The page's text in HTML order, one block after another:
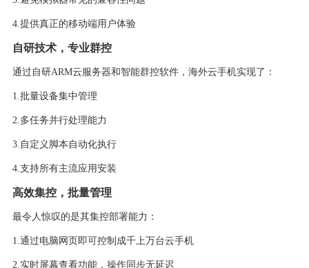
4.提供真正的移动端用户体验
自研技术，专业群控
通过自研ARM云服务器和智能群控软件，海外云手机实现了：
1.批量设备集中管理
2.多任务并行处理能力
3. 自定义脚本自动化执行
4.支持所有主流应用安装
高效集控，批量管理
最令人惊叹的是其集控部署能力：
1.通过电脑网页即可控制成千上万台云手机
2.实时屏幕查看功能，操作同步无延迟